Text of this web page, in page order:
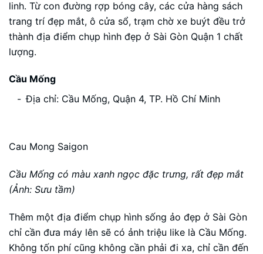
linh. Từ con đường rợp bóng cây, các cửa hàng sách
trang trí đẹp mắt, ô cửa sổ, trạm chờ xe buýt đều trở
thành địa điểm chụp hình đẹp ở Sài Gòn Quận 1 chất
lượng.
Cầu Mống
Địa chỉ: Cầu Mống, Quận 4, TP. Hồ Chí Minh
Cau Mong Saigon
Cầu Mống có màu xanh ngọc đặc trưng, rất đẹp mắt
(Ảnh: Sưu tầm)
Thêm một địa điểm chụp hình sống ảo đẹp ở Sài Gòn
chỉ cần đưa máy lên sẽ có ảnh triệu like là Cầu Mống.
Không tốn phí cũng không cần phải đi xa, chỉ cần đến